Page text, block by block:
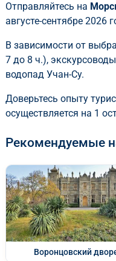
Отправляйтесь на
августе-сентябре 2026
В зависимости от
7 до 8 ч.),
водопад Учан-Су.
Доверьтесь опыту
осуществляется на 1
Рекомендуемые
Воронцовский